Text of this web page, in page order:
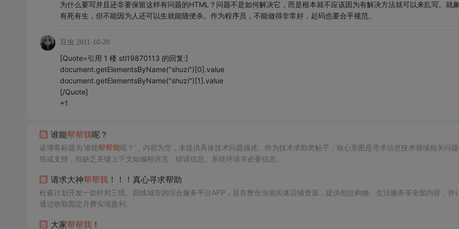
为什么要写并且还非要保留这样有问题的HTML？问题不是如何解决它，而是根本就不应该因为有解决方法就可以来乱写。就
有死有生，但不能因为人还可以生就能随便杀。作为程序员，不能做得非常好，起码也要合乎规范。
豆虫 2011-10-20
[Quote=引用 1 楼 stl19870113 的回复:]
document.getElementsByName("shuzi")[0].value
document.getElementsByName("shuzi")[1].value
[/Quote]
+1
谁能帮帮我呢？
该博客标题为‘谁能帮帮我呢？’，内容为空，未提供具体技术问题描述。作为技术求助类帖子，核心意图是寻求信息技术领域相关问
答或支持，但缺乏关键上下文如编程语言、错误信息、系统环境等必要信息。
请求大神帮帮我！！！真心寻求帮助
杜羲计划开发一款针对三线、四线城市的综合服务平台APP，旨在整合当地实体店铺资源，提供包括购物、生活服务等全面内容，并
通过收取固定月费实现盈利。
大家帮帮我！